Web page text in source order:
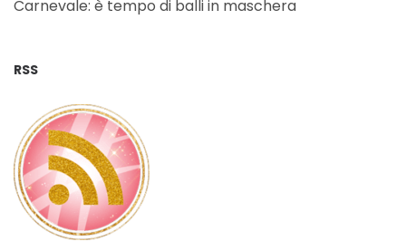
Carnevale: è tempo di balli in maschera
RSS